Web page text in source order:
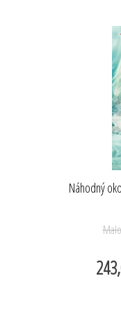
Náhodný